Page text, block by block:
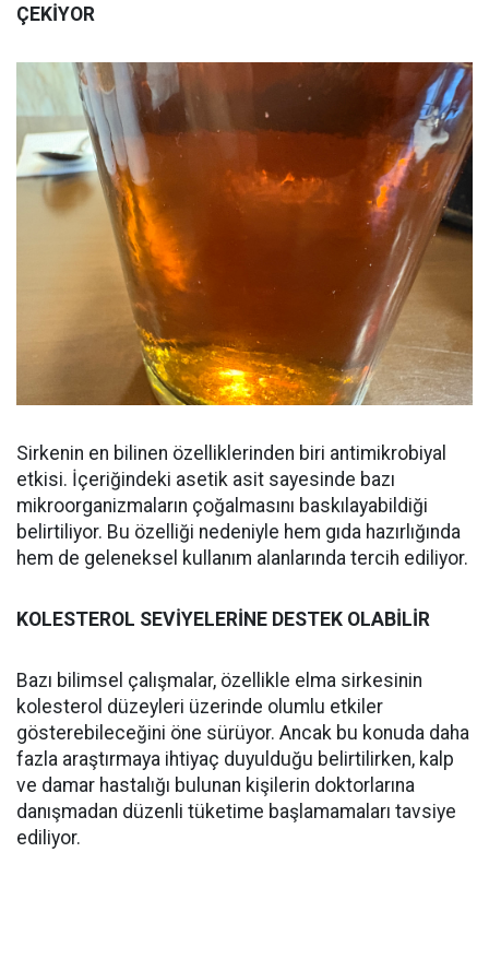
ÇEKİYOR
Sirkenin en bilinen özelliklerinden biri antimikrobiyal
etkisi. İçeriğindeki asetik asit sayesinde bazı
mikroorganizmaların çoğalmasını baskılayabildiği
belirtiliyor. Bu özelliği nedeniyle hem gıda hazırlığında
hem de geleneksel kullanım alanlarında tercih ediliyor.
KOLESTEROL SEVİYELERİNE DESTEK OLABİLİR
Bazı bilimsel çalışmalar, özellikle elma sirkesinin
kolesterol düzeyleri üzerinde olumlu etkiler
gösterebileceğini öne sürüyor. Ancak bu konuda daha
fazla araştırmaya ihtiyaç duyulduğu belirtilirken, kalp
ve damar hastalığı bulunan kişilerin doktorlarına
danışmadan düzenli tüketime başlamamaları tavsiye
ediliyor.